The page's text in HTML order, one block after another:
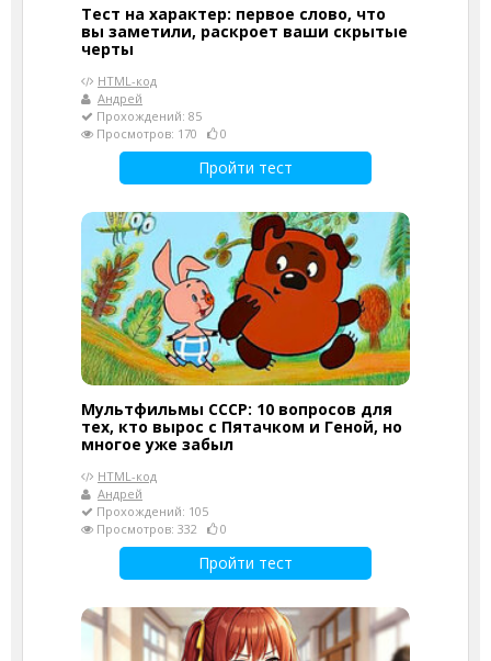
Тест на характер: первое слово, что
вы заметили, раскроет ваши скрытые
черты
HTML-код
Андрей
Прохождений: 85
Просмотров: 170
0
Пройти тест
Мультфильмы СССР: 10 вопросов для
тех, кто вырос с Пятачком и Геной, но
многое уже забыл
HTML-код
Андрей
Прохождений: 105
Просмотров: 332
0
Пройти тест